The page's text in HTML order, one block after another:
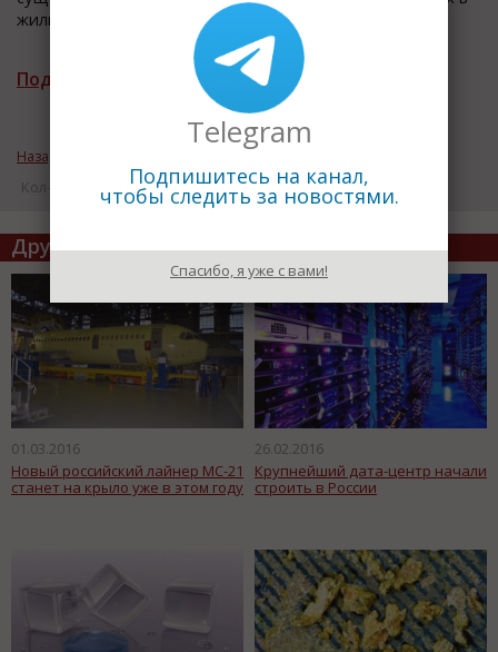
жилых и общественных зданиях.
Подписаться на рассылку новостей
Назад к рубрике «Технологии и оборудование»
Кол-во просмотров: 18981
Другие статьи по теме
01.03.2016
Новый российский лайнер МС-21
станет на крыло уже в этом году
26.02.2016
Крупнейший дата-центр начали
строить в России
Telegram
Подпишитесь на канал,
чтобы следить за новостями.
Спасибо, я уже с вами!